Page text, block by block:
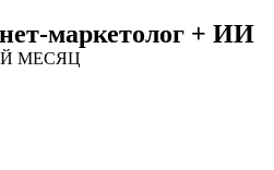
маркетолог + ИИ
МЕСЯЦ